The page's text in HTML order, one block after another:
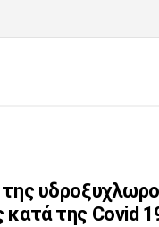
της
κατά της Covid